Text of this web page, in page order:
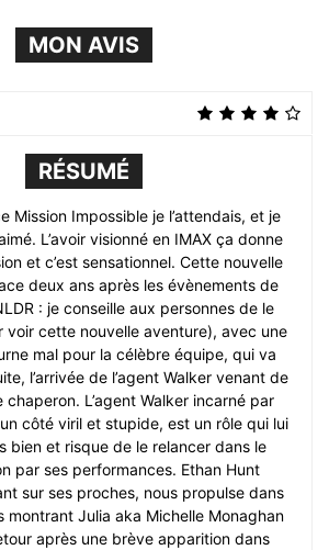
MON AVIS
RÉSUMÉ
Mission Impossible je l’attendais, et je
L’avoir visionné en IMAX ça donne
et c’est sensationnel. Cette nouvelle
deux ans après les évènements de
: je conseille aux personnes de le
voir cette nouvelle aventure), avec une
mal pour la célèbre équipe, qui va
l’arrivée de l’agent Walker venant de
chaperon. L’agent Walker incarné par
côté viril et stupide, est un rôle qui lui
bien et risque de le relancer dans le
par ses performances. Ethan Hunt
sur ses proches, nous propulse dans
montrant Julia aka Michelle Monaghan
après une brève apparition dans